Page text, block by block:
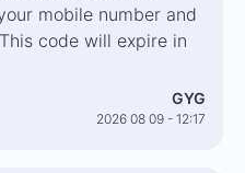
mobile number and
code will expire in
GYG
2026 08 09 - 12:17